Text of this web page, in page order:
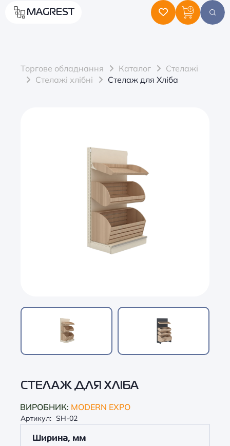
MAGREST
Торгове обладнання Каталог
Стелажі
Стелажі хлібні
Стелаж для Хліба
СТЕЛАЖ ДЛЯ ХЛІБА
ВИРОБНИК: MODERN EXPO
Артикул: SH-02
Ширина, мм